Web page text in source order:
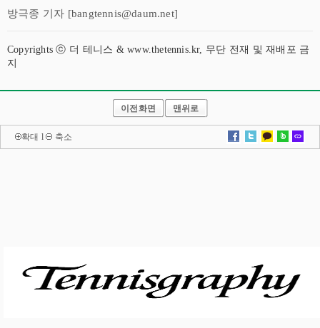
방극종 기자 [bangtennis@daum.net]
Copyrights ⓒ 더 테니스 & www.thetennis.kr, 무단 전재 및 재배포 금
지
이전화면 맨위로
확대 l 축소